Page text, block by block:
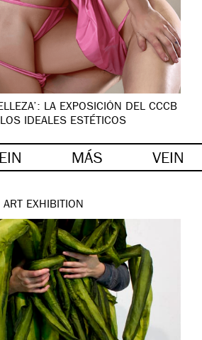
LA EXPOSICIÓN DEL CCCB
IDEALES ESTÉTICOS
MÁS VEIN
ART EXHIBITION